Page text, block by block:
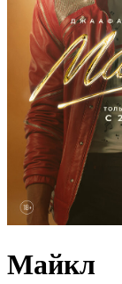
Майкл